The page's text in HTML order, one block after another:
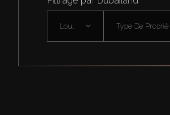
Type De Proprié ...